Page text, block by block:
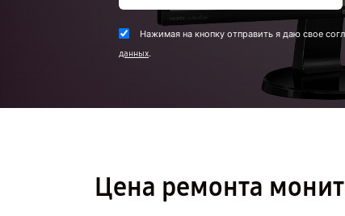
Нажимая на кнопку отправить я даю свое
данных.
Цена ремонта